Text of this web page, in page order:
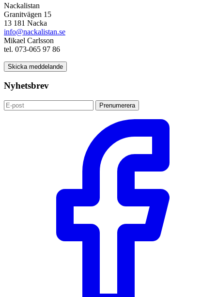
Nackalistan
Granitvägen 15
13 181 Nacka
info@nackalistan.se
Mikael Carlsson
tel. 073-065 97 86
Skicka meddelande
Nyhetsbrev
Prenumerera